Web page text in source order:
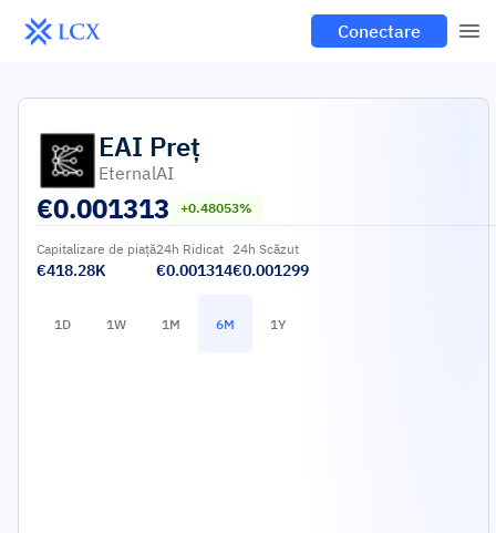
Conectare
EAI Preț
EternalAI
€0.001313 +0.48053%
Capitalizare de piață
€418.28K
24h Ridicat
€0.001314
24h Scăzut
€0.001299
1D 1W 1M 6M 1Y